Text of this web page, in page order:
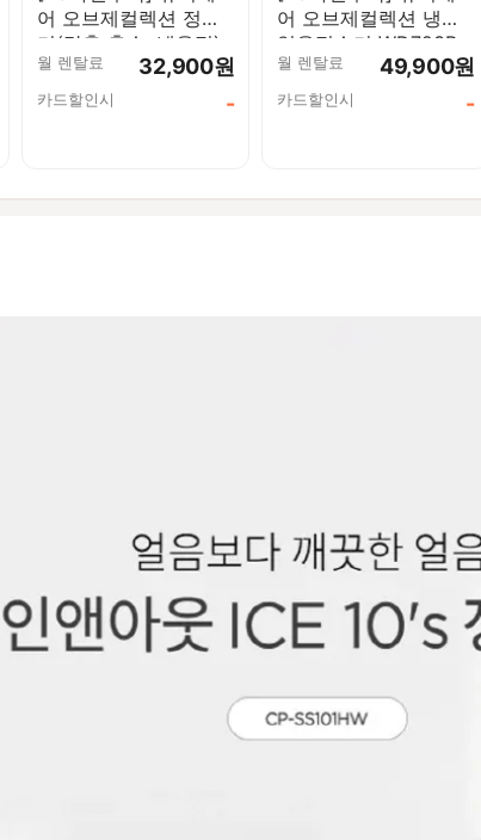
어 오브제컬렉션 정수
기(맞춤 출수, 냉온정)
WD523VCT
월 렌탈료 32,900원
카드할인시 -
어 오브제컬렉션 냉동
얼음정수기 WD723R
월 렌탈료 49,900원
카드할인시 -